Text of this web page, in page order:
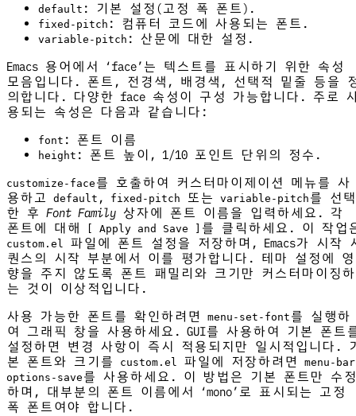
default : 기본 설정(고정 폭 폰트).
fixed-pitch : 컴퓨터 코드에 사용되는 폰트.
variable-pitch : 산문에 대한 설정.
Emacs 용어에서 ‘face’는 텍스트를 표시하기 위한 속성
모음입니다. 폰트, 전경색, 배경색, 선택적 밑줄 등을
의합니다. 다양한 face 속성이 구성 가능합니다. 주로
용되는 속성은 다음과 같습니다:
font : 폰트 이름
height : 폰트 높이, 1/10 포인트 단위의 정수.
customize-face 를 호출하여 커스터마이제이션 메뉴를 사
용하고
default , fixed-pitch 또는 variable-pitch 를 선택
한 후 Font Family 상자에 폰트 이름을 입력하세요. 각
폰트에 대해
[ Apply and Save ] 를 클릭하세요. 이 작업
custom.el
파일에 폰트 설정을 저장하며, Emacs가 시작
퀀스의 시작 부분에서 이를 평가합니다. 테마 설정에 영
향을 주지 않도록 폰트 패밀리와 크기만 커스터마이징하
는 것이 이상적입니다.
사용 가능한 폰트를 확인하려면
menu-set-font 를 실행하
여 그래픽 창을 사용하세요. GUI를 사용하여 기본 폰트
설정하면 변경 사항이 즉시 적용되지만 일시적입니다.
본 폰트와 크기를
custom.el 파일에 저장하려면
menu-
options-save 를 사용하세요. 이 방법은 기본 폰트만 수정
하며, 대부분의 폰트 이름에서 ‘mono’로 표시되는 고정
폭 폰트여야 합니다.